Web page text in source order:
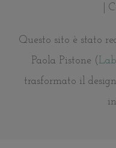
|
Questo sito è stato
Paola Pistone (
trasformato il